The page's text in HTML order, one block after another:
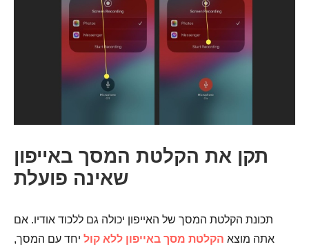
שלב 5.
תקן את הקלטת המסך באייפון
שאינה פועלת
תכונת הקלטת המסך של האייפון יכולה גם ללכוד אודיו. אם
אתה מוצא הקלטת מסך באייפון ללא קול יחד עם המסך,